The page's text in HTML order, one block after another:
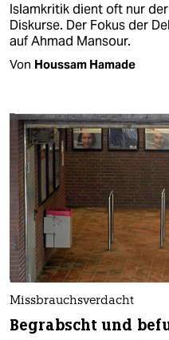
Islamkritik dient oft nur
Diskurse. Der Fokus der
auf Ahmad Mansour.
Von Houssam Hamade
Missbrauchsverdacht
Begrabscht und